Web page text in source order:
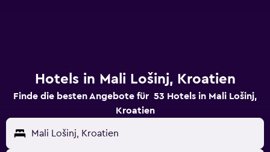
Hotels in Mali Lošinj, Kroatien
Finde die besten Angebote für 53 Hotels in Mali Lošinj,
Kroatien
Mali Lošinj, Kroatien